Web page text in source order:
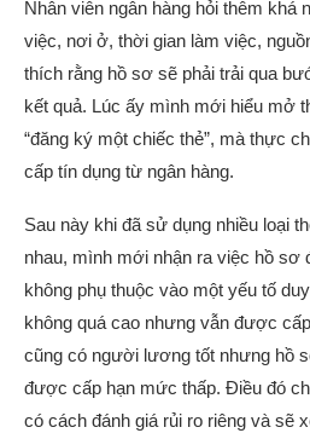
Nhân viên ngân hàng hỏi thêm khá
việc, nơi ở, thời gian làm việc,
thích rằng hồ sơ sẽ phải trải qua
kết quả. Lúc ấy mình mới hiểu mở
“đăng ký một chiếc thẻ”, mà thực
cấp tín dụng từ ngân hàng.
Sau này khi đã sử dụng nhiều loại
nhau, mình mới nhận ra việc hồ sơ
không phụ thuộc vào một yếu tố
không quá cao nhưng vẫn được
cũng có người lương tốt nhưng hồ
được cấp hạn mức thấp. Điều đó
có cách đánh giá rủi ro riêng và sẽ